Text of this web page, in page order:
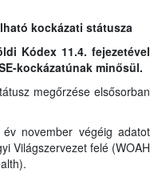
kockázati státusza
Kódex 11.4. fejezetével
kockázatúnak minősül.
megőrzése elsősorban
november végéig adatot
Világszervezet felé (WOAH